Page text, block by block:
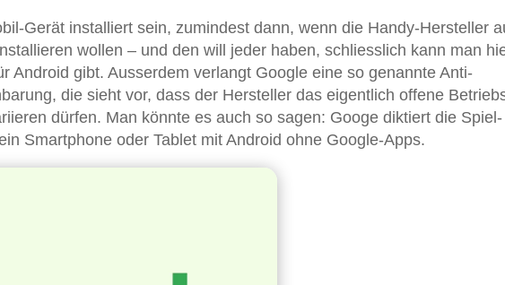
Gerät installiert sein, zumindest dann, wenn die Handy-Hersteller
wollen – und den will jeder haben, schliesslich kann man
Android gibt. Ausserdem verlangt Google eine so genannte Anti-
die sieht vor, dass der Hersteller das eigentlich offene
dürfen. Man könnte es auch so sagen: Googe diktiert die Spiel-
Smartphone oder Tablet mit Android ohne Google-Apps.